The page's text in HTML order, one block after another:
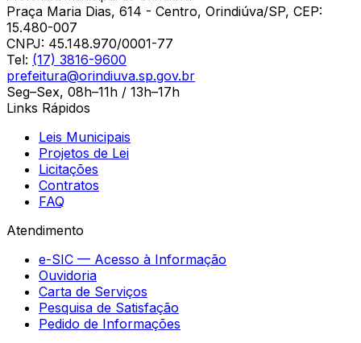
Praça Maria Dias, 614 - Centro, Orindiúva/SP, CEP:
15.480-007
CNPJ: 45.148.970/0001-77
Tel: (17) 3816-9600
prefeitura@orindiuva.sp.gov.br
Seg–Sex, 08h–11h / 13h–17h
Links Rápidos
Leis Municipais
Projetos de Lei
Licitações
Contratos
FAQ
Atendimento
e-SIC — Acesso à Informação
Ouvidoria
Carta de Serviços
Pesquisa de Satisfação
Pedido de Informações